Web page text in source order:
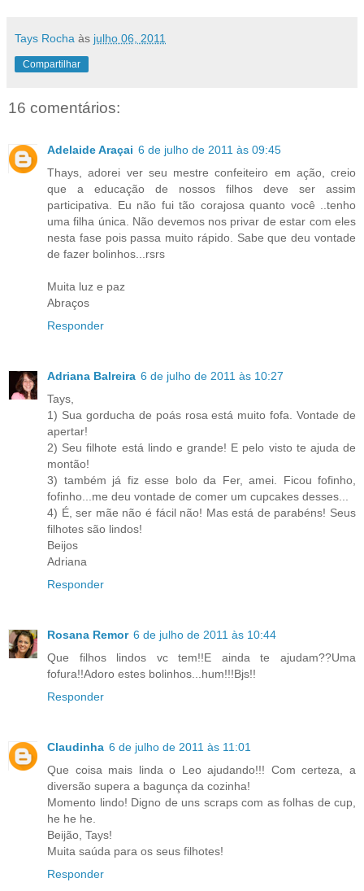
Tays Rocha às julho 06, 2011
Compartilhar
16 comentários:
Adelaide Araçai 6 de julho de 2011 às 09:45
Thays, adorei ver seu mestre confeiteiro em ação, creio
que a educação de nossos filhos deve ser assim
participativa. Eu não fui tão corajosa quanto você ..tenho
uma filha única. Não devemos nos privar de estar com eles
nesta fase pois passa muito rápido. Sabe que deu vontade
de fazer bolinhos...rsrs
Muita luz e paz
Abraços
Responder
Adriana Balreira 6 de julho de 2011 às 10:27
Tays,
1) Sua gorducha de poás rosa está muito fofa. Vontade de
apertar!
2) Seu filhote está lindo e grande! E pelo visto te ajuda de
montão!
3) também já fiz esse bolo da Fer, amei. Ficou fofinho,
fofinho...me deu vontade de comer um cupcakes desses...
4) É, ser mãe não é fácil não! Mas está de parabéns! Seus
filhotes são lindos!
Beijos
Adriana
Responder
Rosana Remor 6 de julho de 2011 às 10:44
Que filhos lindos vc tem!!E ainda te ajudam??Uma
fofura!!Adoro estes bolinhos...hum!!!Bjs!!
Responder
Claudinha 6 de julho de 2011 às 11:01
Que coisa mais linda o Leo ajudando!!! Com certeza, a
diversão supera a bagunça da cozinha!
Momento lindo! Digno de uns scraps com as folhas de cup,
he he he.
Beijão, Tays!
Muita saúda para os seus filhotes!
Responder